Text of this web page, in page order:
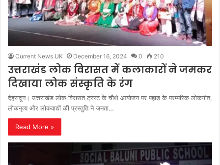
Current News UK December 16, 2024 0 210
उत्तराखंड लोक विरासत में कलाकारों ने जमकर
दिखाया लोक संस्कृति के रंग
देहरादून। उत्तराखंड लोक विरासत ट्रस्ट के चौथे आयोजन पर पहाड़ के परम्परिक लोकगीत,
लोकनृत्य और लोकवाद्यों की प्रस्तुति ने जनता…
Read More »